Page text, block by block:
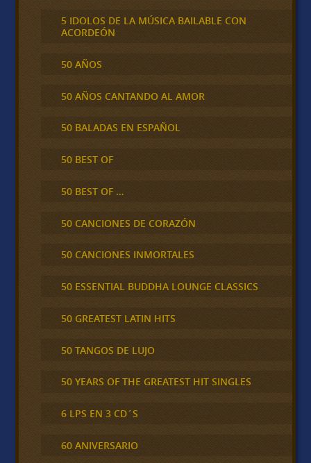
5 IDOLOS DE LA MÚSICA BAILABLE CON
ACORDEÓN
50 AÑOS
50 AÑOS CANTANDO AL AMOR
50 BALADAS EN ESPAÑOL
50 BEST OF
50 BEST OF …
50 CANCIONES DE CORAZÓN
50 CANCIONES INMORTALES
50 ESSENTIAL BUDDHA LOUNGE CLASSICS
50 GREATEST LATIN HITS
50 TANGOS DE LUJO
50 YEARS OF THE GREATEST HIT SINGLES
6 LPS EN 3 CD´S
60 ANIVERSARIO